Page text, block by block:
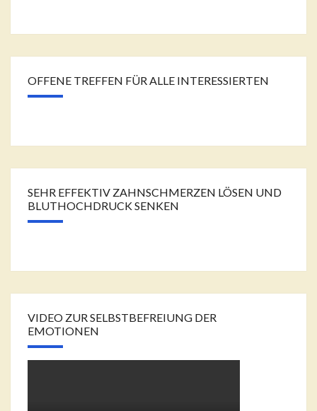
OFFENE TREFFEN FÜR ALLE INTERESSIERTEN
SEHR EFFEKTIV ZAHNSCHMERZEN LÖSEN UND
BLUTHOCHDRUCK SENKEN
VIDEO ZUR SELBSTBEFREIUNG DER
EMOTIONEN